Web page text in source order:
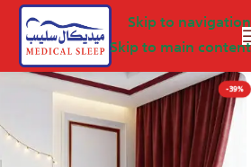
Skip to navigation
Skip to main content
-39%